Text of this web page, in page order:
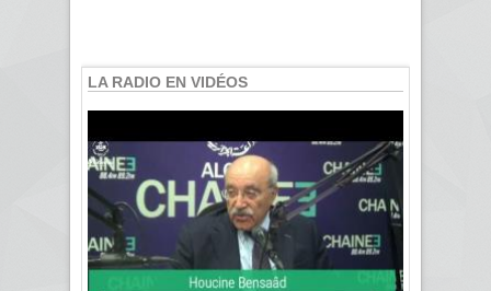
LA RADIO EN VIDÉOS